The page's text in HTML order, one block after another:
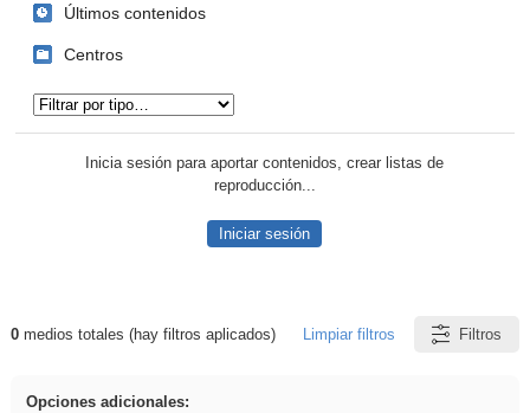
Últimos contenidos
Centros
Inicia sesión para aportar contenidos, crear listas de
reproducción...
Iniciar sesión
Resultados de: Eventos
0medios totales (hay filtros aplicados) Limpiar filtros Filtros
Opciones adicionales: